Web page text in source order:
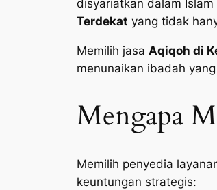
disyariatkan dalam
Terdekat yang tidak
Memilih jasa Aqiqoh di
menunaikan ibadah
Mengapa
Memilih penyedia
keuntungan strategis: